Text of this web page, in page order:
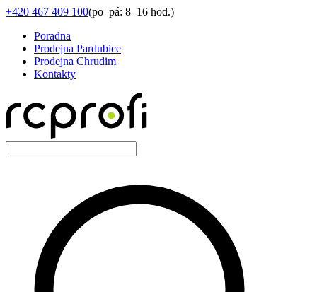
+420 467 409 100(po–pá: 8–16 hod.)
Poradna
Prodejna Pardubice
Prodejna Chrudim
Kontakty